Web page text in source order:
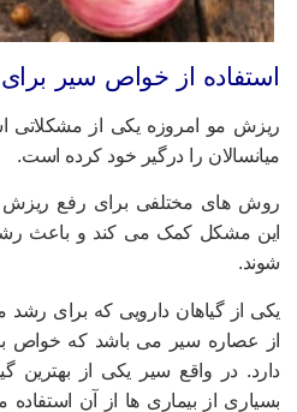
از خواص سیر برای
مو امروزه یکی از مشکلاتی
را درگیر خود کرده است.
های مختلفی برای رفع ریزش مو
مشکل کمک می کند و باعث رشد
از گیاهان دارویی که برای رشد مو
عصاره سیر می باشد که خواص
در واقع سیر یکی از بهترین
از بیماری ها از آن استفاده